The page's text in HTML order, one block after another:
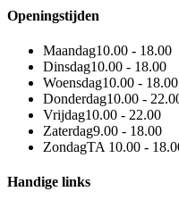
Openingstijden
Maandag10.00 - 18.00
Dinsdag10.00 - 18.00
Woensdag10.00 - 18.00
Donderdag10.00 -
Vrijdag10.00 - 22.00
Zaterdag9.00 - 18.00
ZondagTA 10.00 -
Handige links